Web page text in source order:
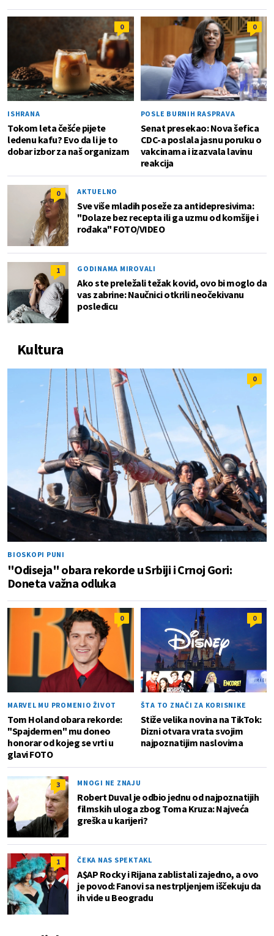
0
ISHRANA
Tokom leta češće pijete
ledenu kafu? Evo da li je to
dobar izbor za naš organizam
0
POSLE BURNIH RASPRAVA
Senat presekao: Nova šefica
CDC-a poslala jasnu poruku o
vakcinama i izazvala lavinu
reakcija
0 AKTUELNO
Sve više mladih poseže za antidepresivima:
"Dolaze bez recepta ili ga uzmu od komšije i
rođaka" FOTO/VIDEO
1 GODINAMA MIROVALI
Ako ste preležali težak kovid, ovo bi moglo da
vas zabrine: Naučnici otkrili neočekivanu
posledicu
Kultura
0
BIOSKOPI PUNI
"Odiseja" obara rekorde u Srbiji i Crnoj Gori:
Doneta važna odluka
0
MARVEL MU PROMENIO ŽIVOT
Tom Holand obara rekorde:
"Spajdermen" mu doneo
honorar od kojeg se vrti u
glavi FOTO
0
ŠTA TO ZNAČI ZA KORISNIKE
Stiže velika novina na TikTok:
Dizni otvara vrata svojim
najpoznatijim naslovima
3 MNOGI NE ZNAJU
Robert Duval je odbio jednu od najpoznatijih
filmskih uloga zbog Toma Kruza: Najveća
greška u karijeri?
1 ČEKA NAS SPEKTAKL
A$AP Rocky i Rijana zablistali zajedno, a ovo
je povod: Fanovi sa nestrpljenjem iščekuju da
ih vide u Beogradu